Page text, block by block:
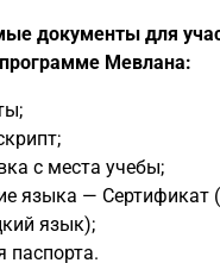
документы для
Мевлана:
с места учебы;
языка — Сертификат
язык);
паспорта.